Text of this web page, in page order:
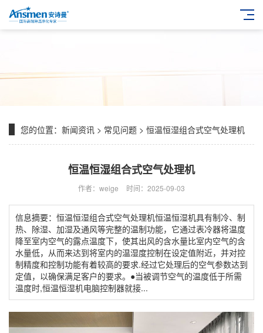
您的位置： 新闻资讯 > 常见问题 > 恒温恒湿组合式空气处理机
恒温恒湿组合式空气处理机
作者：weige 时间：2025-09-03
信息摘要：恒温恒湿组合式空气处理机恒温恒湿机具有制冷、制
热、除湿、加湿及通风等完整的温制功能，它通过表冷器将温度
降至室内空气的露点温度下，使其出风的含水量比室内空气的含
水量低，从而来达到将室内的温湿度控制在设定值附近，并对控
制精度和控制功能有着较高的要求.经过它处理后的空气参数达到
定值，以确保满足客户的要求。●当被调节空气的温度低于所需
温度时,恒温恒湿机电脑控制器就接...